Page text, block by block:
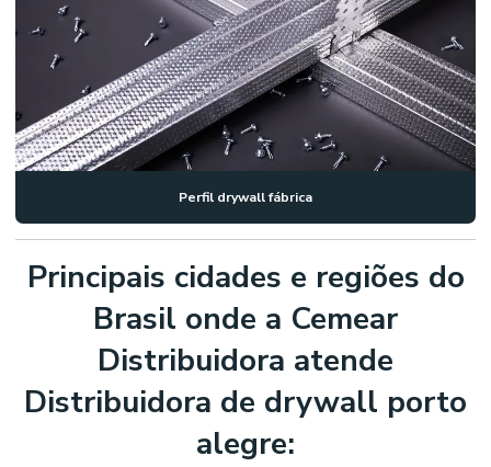
Perfil drywall fábrica
Principais cidades e regiões do
Brasil onde a Cemear
Distribuidora atende
Distribuidora de drywall porto
alegre: